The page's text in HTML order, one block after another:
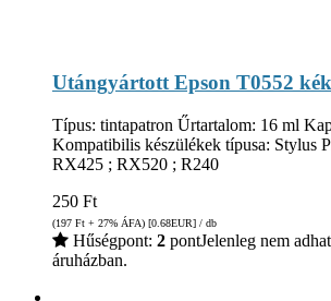
Utángyártott Epson T0552
Típus: tintapatron Űrtartalom: 16 ml
Kompatibilis készülékek típusa: Stylus
RX425 ; RX520 ; R240
250 Ft
(197 Ft + 27% ÁFA) [0.68EUR] / db
Hűségpont: 2 pontJelenleg nem
áruházban.